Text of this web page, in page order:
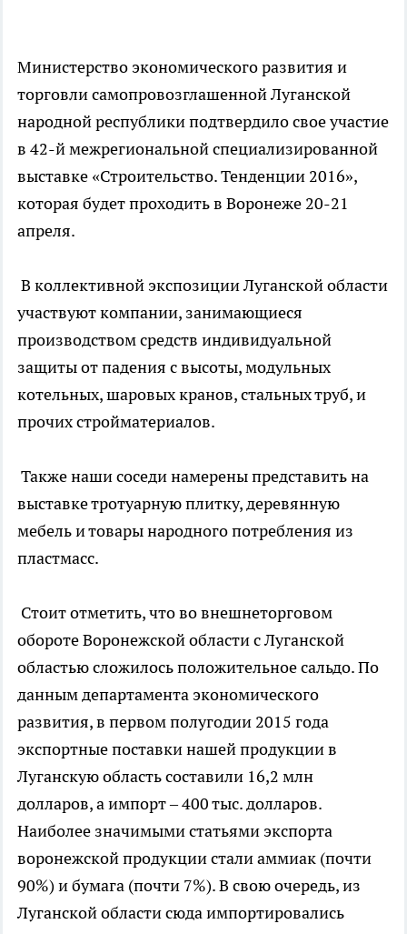
Министерство экономического развития и
торговли самопровозглашенной Луганской
народной республики подтвердило свое участие
в 42-й межрегиональной специализированной
выставке «Строительство. Тенденции 2016»,
которая будет проходить в Воронеже 20-21
апреля.
В коллективной экспозиции Луганской области
участвуют компании, занимающиеся
производством средств индивидуальной
защиты от падения с высоты, модульных
котельных, шаровых кранов, стальных труб, и
прочих стройматериалов.
Также наши соседи намерены представить на
выставке тротуарную плитку, деревянную
мебель и товары народного потребления из
пластмасс.
Стоит отметить, что во внешнеторговом
обороте Воронежской области с Луганской
областью сложилось положительное сальдо. По
данным департамента экономического
развития, в первом полугодии 2015 года
экспортные поставки нашей продукции в
Луганскую область составили 16,2 млн
долларов, а импорт – 400 тыс. долларов.
Наиболее значимыми статьями экспорта
воронежской продукции стали аммиак (почти
90%) и бумага (почти 7%). В свою очередь, из
Луганской области сюда импортировались